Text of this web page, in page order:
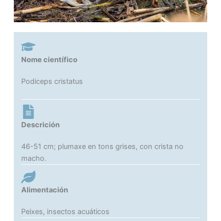
Nome científico
Podiceps cristatus
Descrición
46-51 cm; plumaxe en tons grises, con crista no
macho.
Alimentación
Peixes, insectos acuáticos